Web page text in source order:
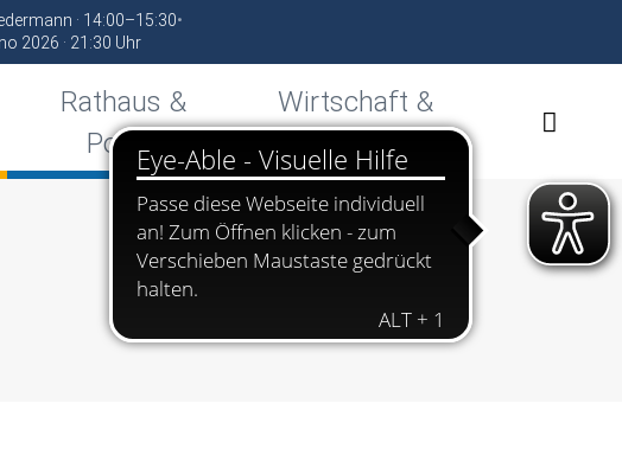
· 14:00–15:30•
2026 · 21:30 Uhr
Rathaus &
Politik
Wirtschaft &
Standort